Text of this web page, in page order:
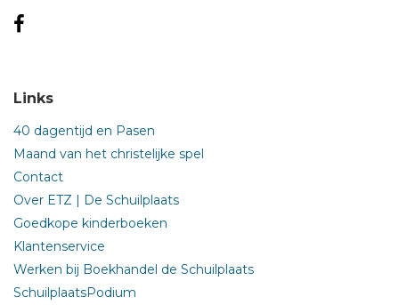
Links
40 dagentijd en Pasen
Maand van het christelijke spel
Contact
Over ETZ | De Schuilplaats
Goedkope kinderboeken
Klantenservice
Werken bij Boekhandel de Schuilplaats
SchuilplaatsPodium